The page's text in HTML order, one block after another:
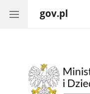
gov.pl